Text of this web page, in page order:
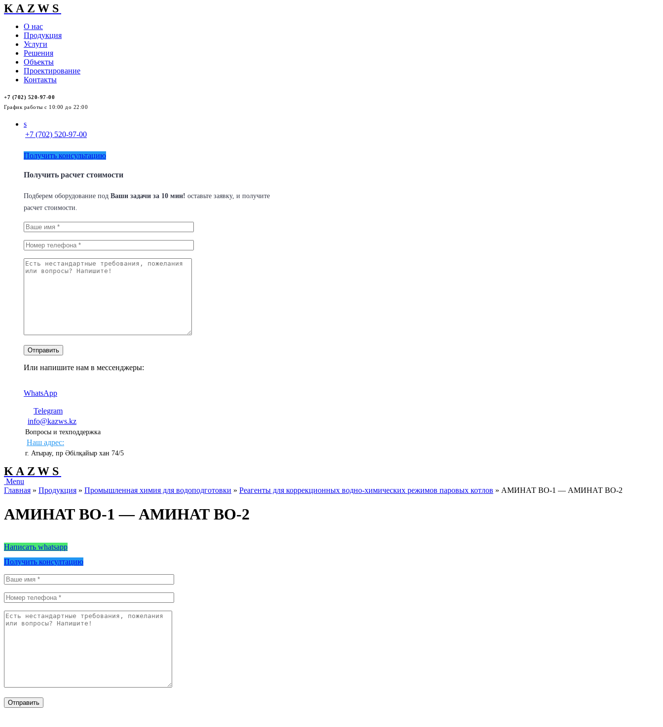
KAZWS
О нас
Продукция
Услуги
Решения
Объекты
Проектирование
Контакты
+7 (702) 520-97-00
График работы с 10:00 до 22:00
s
+7 (702) 520-97-00
Получить консультацию
Получить расчет стоимости
Подберем оборудование под Ваши задачи за 10 мин! оставьте заявку, и получите
расчет стоимости.
Или напишите нам в мессенджеры:
WhatsApp
Telegram
info@kazws.kz
Вопросы и техподдержка
Наш адрес:
г. Атырау, пр Әбілқайыр хан 74/5
KAZWS
Menu
Главная » Продукция » Промышленная химия для водоподготовки » Реагенты для коррекционных водно-химических режимов паровых котлов » АМИНАТ ВО-1 — АМИНАТ ВО-2
АМИНАТ ВО-1 — АМИНАТ ВО-2
Написать whatsapp
Получить консултацию